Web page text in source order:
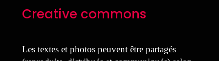
Creative commons
Les textes et photos peuvent être partagés